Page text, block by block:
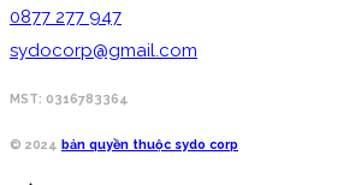
0877 277 947
sydocorp@gmail.com
MST: 0316783364
© 2024 bản quyền thuộc sydo corp